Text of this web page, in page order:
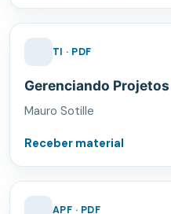
TI · PDF
Gerenciando
Mauro Sotille
Receber material
APF · PDF